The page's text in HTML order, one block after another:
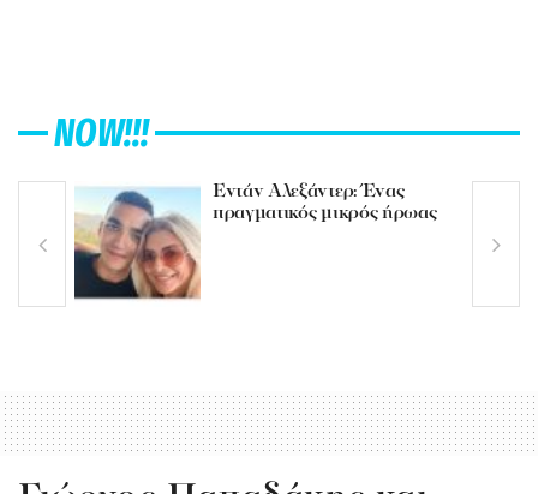
NOW!!!
Εντάν Αλεξάντερ: Ένας
πραγματικός μικρός ήρωας